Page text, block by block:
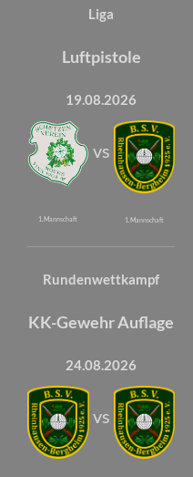
Liga
Luftpistole
19.08.2026
1. Mannschaft
vs
1. Mannschaft
Rundenwettkampf
KK-Gewehr Auflage
24.08.2026
vs